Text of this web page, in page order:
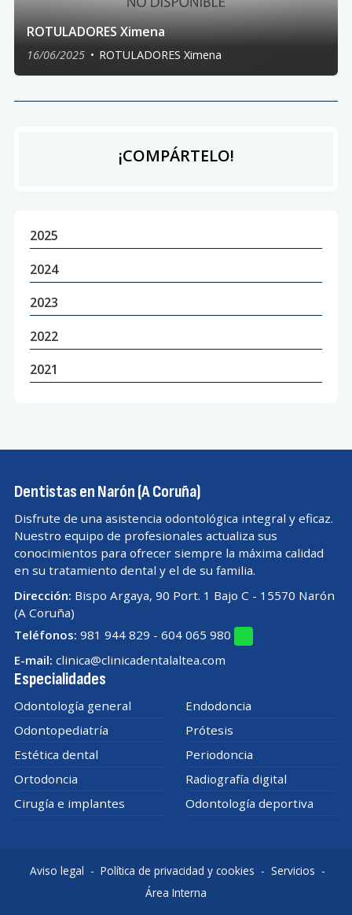
ROTULADORES Ximena
16/06/2025 ROTULADORES Ximena
¡COMPÁRTELO!
2025
2024
2023
2022
2021
Dentistas en Narón (A Coruña)
Disfrute de una asistencia odontológica integral y eficaz.
Nuestro equipo de profesionales actualiza sus
conocimientos para ofrecer siempre la máxima calidad
en su tratamiento dental y el de su familia.
Dirección: Bispo Argaya, 90 Port. 1 Bajo C - 15570 Narón
(A Coruña)
Teléfonos: 981 944 829 - 604 065 980
E-mail: clinica@clinicadentalaltea.com
Especialidades
Odontología general
Endodoncia
Odontopediatría
Prótesis
Estética dental
Periodoncia
Ortodoncia
Radiografía digital
Cirugía e implantes
Odontología deportiva
Aviso legal - Política de privacidad y cookies - Servicios -
Área Interna